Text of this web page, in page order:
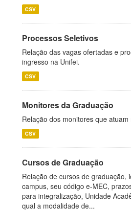
CSV
Processos Seletivos
Relação das vagas ofertadas e
ingresso na Unifei.
CSV
Monitores da Graduação
Relação dos monitores que
CSV
Cursos de Graduação
Relação de cursos de graduação,
campus, seu código e-MEC,
para integralização, Unidade
qual a modalidade de...